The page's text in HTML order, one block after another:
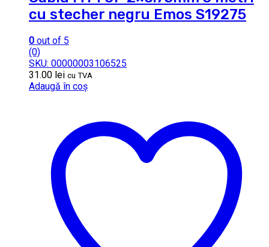
cu stecher negru Emos S19275
0 out of 5
(0)
SKU: 00000003106525
31.00 lei cu TVA
Adaugă în coș